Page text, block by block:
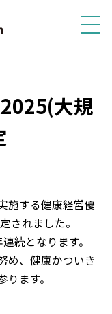
大規
施する健康経営優
されました。
続となります。
め、健康かついき
ます。